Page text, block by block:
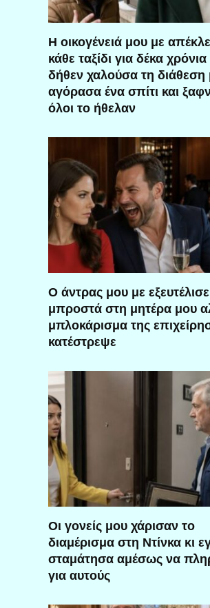
Η οικογένειά μου με
κάθε ταξίδι για δέκα
δήθεν χαλούσα τη διάθεση
αγόρασα ένα σπίτι και
όλοι το ήθελαν
Ο άντρας μου με εξευτέλισε
μπροστά στη μητέρα μου
μπλοκάρισμα της
κατέστρεψε
Οι γονείς μου χάρισαν το
διαμέρισμα στη Ντίνκα κι
σταμάτησα αμέσως να
για αυτούς